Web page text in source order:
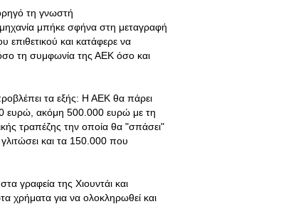
τη γνωστή
μπήκε σφήνα στη μεταγραφή
επιθετικού και κατάφερε να
τη συμφωνία της ΑΕΚ όσο και
τα εξής: Η ΑΕΚ θα πάρει
ευρώ, ακόμη 500.000 ευρώ με τη
τραπέζης την οποία θα "σπάσει"
και τα 150.000 που
γραφεία της Χιουντάι και
χρήματα για να ολοκληρωθεί και